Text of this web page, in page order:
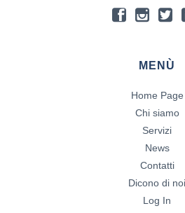
MENÙ
Home Page
Chi siamo
Servizi
News
Contatti
Dicono di noi
Log In